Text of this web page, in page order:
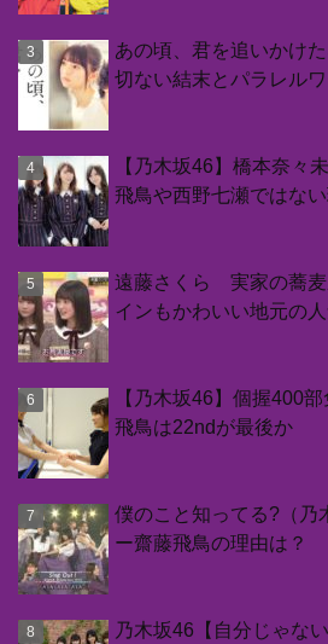
あの頃、君を追いかけ
切ない結末とパラレル
【乃木坂46】橋本奈々
飛鳥や西野七瀬ではな
遠藤さくら 実家の蕎麦
インもかわいい地元の
【乃木坂46】個握400
飛鳥は22ndが最後か
僕のこと知ってる?（乃
ー齋藤飛鳥の理由は？
乃木坂46【自分じゃな